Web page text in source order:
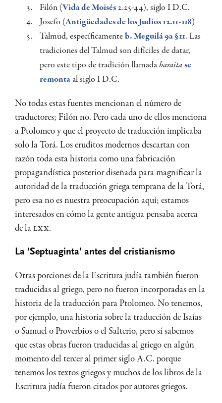
Filón (Vida de Moisés 2.25-44), siglo I D.C.
Josefo (Antigüedades de los Judíos 12.11-118)
Talmud, específicamenteb. Meguilá 9a §11. Las
tradiciones del Talmud son difíciles de datar,
pero este tipo de tradición llamadabaraitase
remontaal siglo I D.C.
No todas estas fuentes mencionan el número de
traductores; Filón no. Pero cada uno de ellos menciona
a Ptolomeo y que el proyecto de traducción implicaba
solo la Torá. Los eruditos modernos descartan con
razón toda esta historia como una fabricación
propagandística posterior diseñada para magnificar la
autoridad de la traducción griega temprana de la Torá,
pero esa no es nuestra preocupación aquí; estamos
interesados en cómo la gente antigua pensaba acerca
de laLXX.
La ‘Septuaginta’ antes del cristianismo
Otras porciones de la Escritura judía también fueron
traducidas al griego, pero no fueron incorporadas en la
historia de la traducción para Ptolomeo. No tenemos,
por ejemplo, una historia sobre la traducción de Isaías
o Samuel o Proverbios o el Salterio, pero sí sabemos
que estas obras fueron traducidas al griego en algún
momento del tercer al primer siglo A.C. porque
tenemos los textos griegos y muchos de los libros de la
Escritura judía fueron citados por autores griegos.